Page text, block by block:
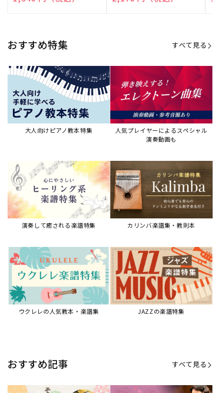
おすすめ特集 すべて見る
大人向けピアノ教本特集
人気プレイヤーによるスペシャル
演奏動画も
演奏して癒される楽譜特集 カリンバ楽譜集・教則本
ウクレレの人気教本・楽譜集 JAZZの楽譜特集
おすすめ記事 すべて見る